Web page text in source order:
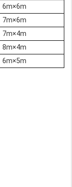
6m×6m
7m×6m
7m×4m
8m×4m
6m×5m